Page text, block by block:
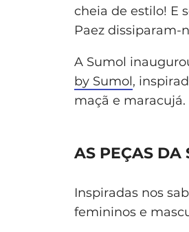
cheia de estilo! E
Paez dissiparam-
A Sumol
by Sumol,
maçã e maracujá.
AS PEÇAS DA
Inspiradas nos
femininos e